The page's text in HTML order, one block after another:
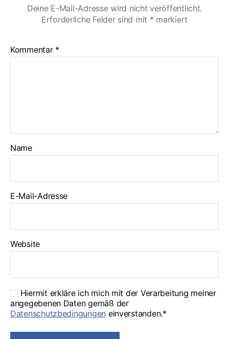
Deine E-Mail-Adresse wird nicht veröffentlicht.
Erforderliche Felder sind mit * markiert
Kommentar *
Name
E-Mail-Adresse
Website
Hiermit erkläre ich mich mit der Verarbeitung meiner
angegebenen Daten gemäß der
Datenschutzbedingungen einverstanden.*